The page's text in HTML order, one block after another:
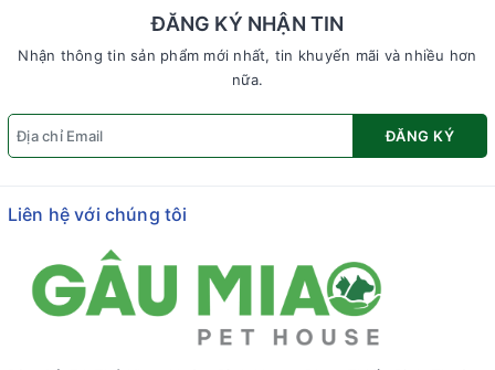
ĐĂNG KÝ NHẬN TIN
Nhận thông tin sản phẩm mới nhất, tin khuyến mãi và nhiều hơn
nữa.
ĐĂNG KÝ
Liên hệ với chúng tôi